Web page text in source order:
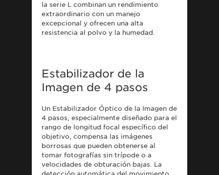
la serie L combinan un rendimiento
extraordinario con un manejo
excepcional y ofrecen una alta
resistencia al polvo y la humedad.
Estabilizador de la
Imagen de 4 pasos
Un Estabilizador Óptico de la Imagen de
4 pasos, especialmente diseñado para el
rango de longitud focal específico del
objetivo, compensa las imágenes
borrosas que pueden obtenerse al
tomar fotografías sin trípode o a
velocidades de obturación bajas. La